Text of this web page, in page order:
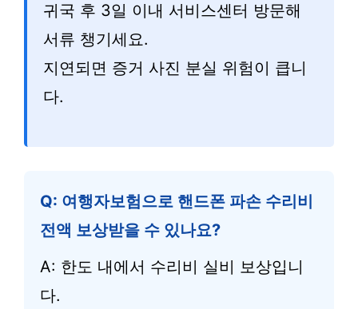
귀국 후 3일 이내 서비스센터 방문해
서류 챙기세요.
지연되면 증거 사진 분실 위험이 큽니
다.
Q: 여행자보험으로 핸드폰 파손 수리비
전액 보상받을 수 있나요?
A: 한도 내에서 수리비 실비 보상입니
다.